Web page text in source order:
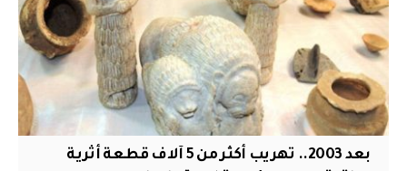
بعد 2003.. تهريب أكثر من 5 آلاف قطعة أثرية